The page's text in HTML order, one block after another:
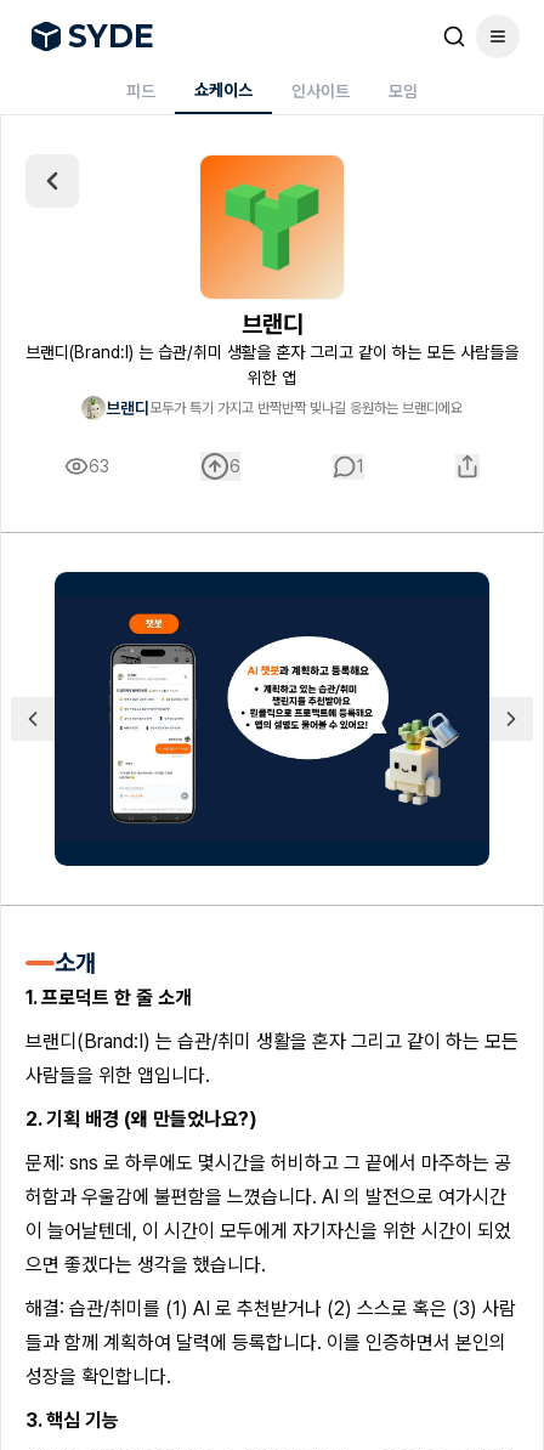
SYDE
피드 쇼케이스 인사이트 모임
브랜디
브랜디(Brand:I) 는 습관/취미 생활을 혼자 그리고 같이 하는 모든 사람들을
위한 앱
브랜디모두가 특기 가지고 반짝반짝 빛나길 응원하는 브랜디에요
63 6 1
소개
1. 프로덕트 한 줄 소개
브랜디(Brand:I) 는 습관/취미 생활을 혼자 그리고 같이 하는 모든
사람들을 위한 앱입니다.
2. 기획 배경 (왜 만들었나요?)
문제: sns 로 하루에도 몇시간을 허비하고 그 끝에서 마주하는 공
허함과 우울감에 불편함을 느꼈습니다. AI 의 발전으로 여가시간
이 늘어날텐데, 이 시간이 모두에게 자기자신을 위한 시간이 되었
으면 좋겠다는 생각을 했습니다.
해결: 습관/취미를 (1) AI 로 추천받거나 (2) 스스로 혹은 (3) 사람
들과 함께 계획하여 달력에 등록합니다. 이를 인증하면서 본인의
성장을 확인합니다.
3. 핵심 기능